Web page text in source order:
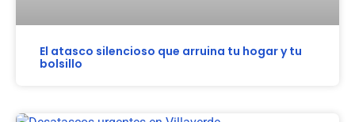
El atasco silencioso que arruina tu hogar y tu
bolsillo